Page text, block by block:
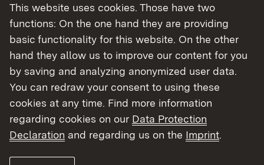
Bilgi sınavına katılmak için nasıl
başvururum?
Bilgi testi için randevu almam ne kadar
sürer?
Sınav tarihi bana en geç ne zaman
bildirilir?
Sınav ücreti ne kadardır?
Bilgi testi hangi konularda yapılır?
This website uses cookies. Those have two
functions: On the one hand they are providing
basic functionality for this website. On the other
hand they allow us to improve our content for you
by saving and analyzing anonymized user data.
You can redraw your consent to using these
cookies at any time. Find more information
regarding cookies on our Data Protection
Declaration and regarding us on the Imprint.